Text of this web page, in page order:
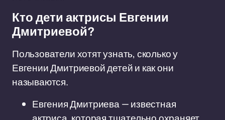
Кто дети актрисы Евгении
Дмитриевой?
Пользователи хотят узнать, сколько у
Евгении Дмитриевой детей и как они
называются.
Евгения Дмитриева — известная